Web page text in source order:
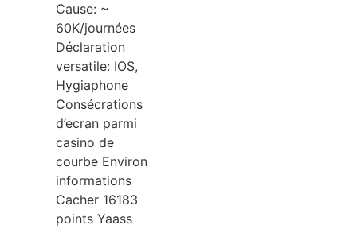
Cause: ~
60K/journées
Déclaration
versatile: IOS,
Hygiaphone
Consécrations
d’ecran parmi
casino de
courbe Environ
informations
Cacher 16183
points Yaass